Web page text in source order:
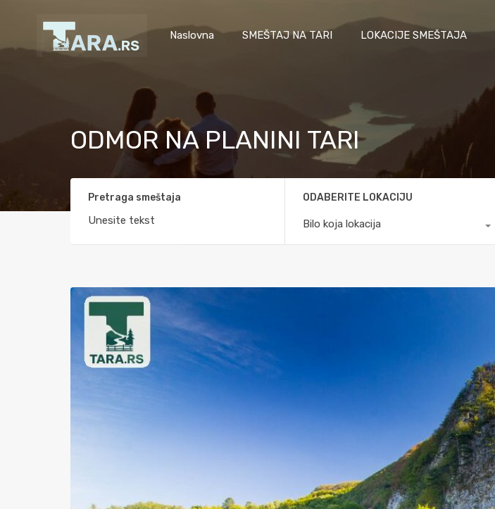
Naslovna SMEŠTAJ NA TARI LOKACIJE SMEŠTAJA
ODMOR NA PLANINI TARI
Pretraga smeštaja ODABERITE LOKACIJU
Bilo koja lokacija